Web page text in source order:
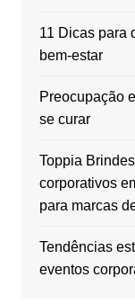
11 Dicas para
bem-estar
Preocupação
se curar
Toppia
corporativos
para marcas
Tendências
eventos